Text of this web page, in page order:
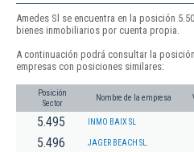
Amedes Sl se encuentra en la posición
bienes inmobiliarios por cuenta propia.
A continuación podrá consultar la
empresas con posiciones similares:
Posición
Sector
Nombre de la empresa
5.495 INMO BAIX SL
5.496 JAGER BEACH SL.